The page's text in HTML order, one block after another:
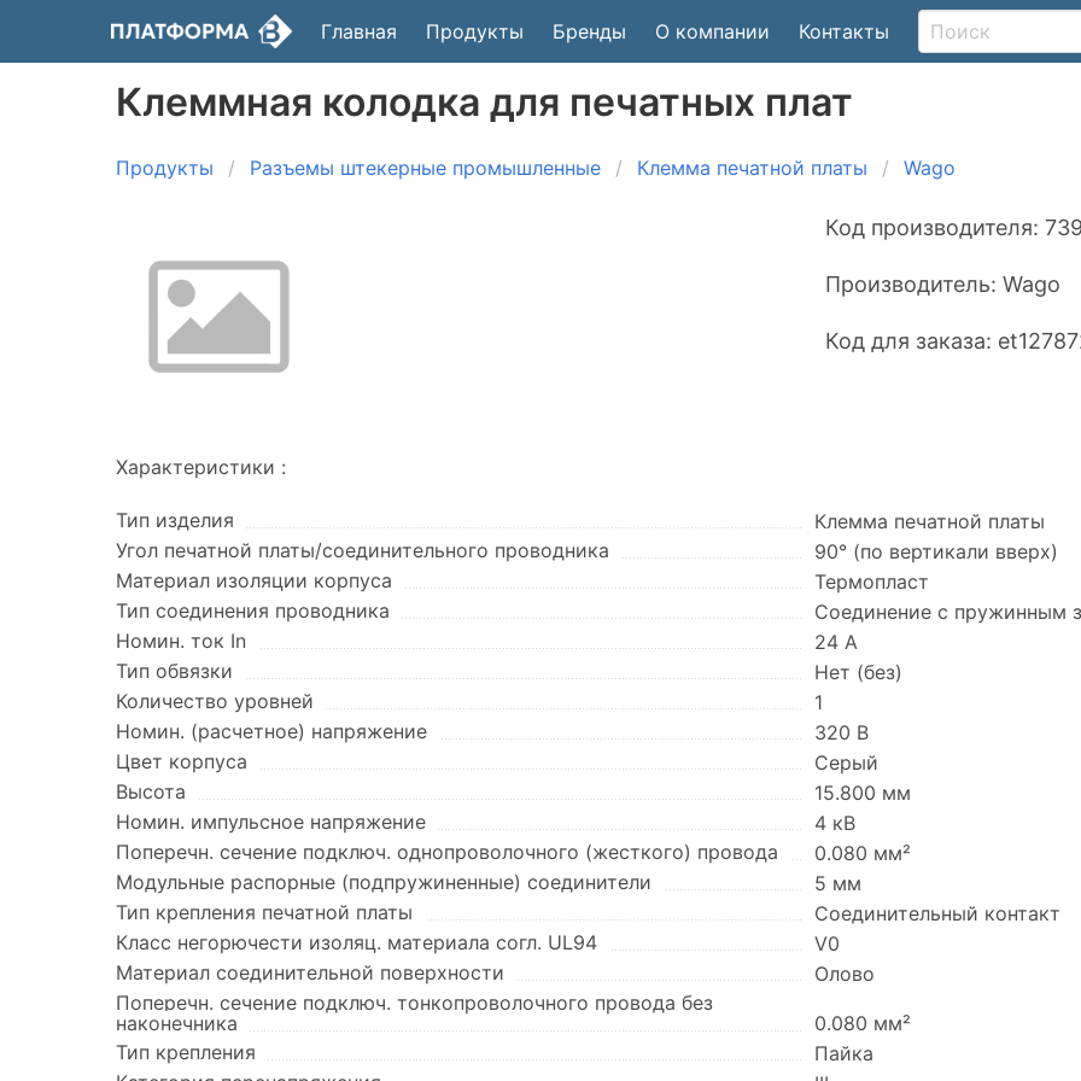
Главная Продукты Бренды О компании Контакты
Клеммная колодка для печатных плат
Продукты Разъемы штекерные промышленные Клемма печатной платы Wago
Код производителя:
Производитель: Wago
Код для заказа:
Характеристики :
Тип изделия
Клемма печатной платы
Угол печатной платы/соединительного проводника
90° (по вертикали вверх)
Материал изоляции корпуса
Термопласт
Тип соединения проводника
Соединение с пружинным
Номин. ток In
24 А
Тип обвязки
Нет (без)
Количество уровней
1
Номин. (расчетное) напряжение
320 В
Цвет корпуса
Серый
Высота
15.800 мм
Номин. импульсное напряжение
4 кВ
Поперечн. сечение подключ. однопроволочного (жесткого) провода
0.080 мм²
Модульные распорные (подпружиненные) соединители
5 мм
Тип крепления печатной платы
Соединительный контакт
Класс негорючести изоляц. материала согл. UL94
V0
Материал соединительной поверхности
Олово
Поперечн. сечение подключ. тонкопроволочного провода без
наконечника
0.080 мм²
Тип крепления
Пайка